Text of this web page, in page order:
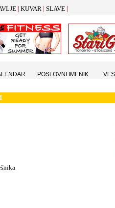
| KUVAR | SLAVE |
POSLOVNI IMENIK